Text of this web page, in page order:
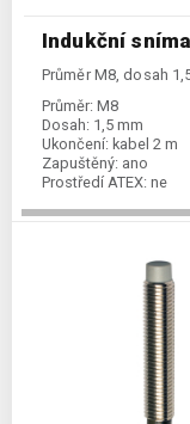
Indukční
Průměr M8, dosah
Průměr: M8
Dosah: 1,5 mm
Ukončení: kabel 2 m
Zapuštěný: ano
Prostředí ATEX: ne